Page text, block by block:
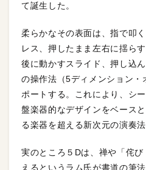
て誕生した。
柔らかなその表面は、指で叩
レス、押したまま左右に揺ら
後に動かすスライド、押し込
の操作法（5ディメンション・
ポートする。これにより、シ
盤楽器的なデザインをベース
る楽器を超える新次元の演奏法
実のところ５Dは、禅や「侘
えるというラム氏が書道の筆